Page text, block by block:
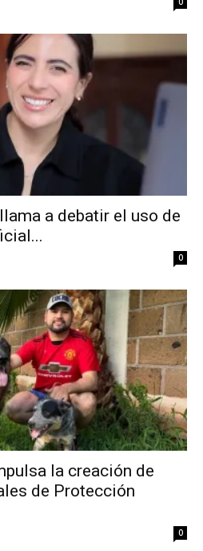
a debatir el uso de
0
la creación de
de Protección
0